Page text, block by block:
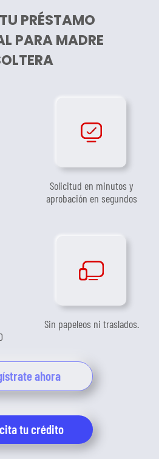
PRÉSTAMO
PARA MADRE
Solicitud en minutos y
aprobación en segundos
Sin papeleos ni traslados.
ahora
tu crédito